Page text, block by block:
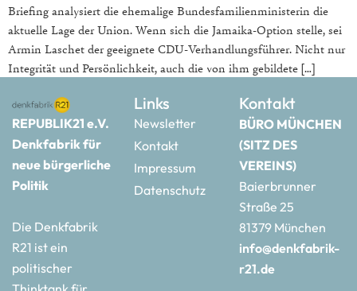
Briefing analysiert die ehemalige Bundesfamilienministerin die
aktuelle Lage der Union. Wenn sich die Jamaika-Option stelle, sei
Armin Laschet der geeignete CDU-Verhandlungsführer. Nicht nur
Integrität und Persönlichkeit, auch die von ihm gebildete […]
REPUBLIK21 e.V.
Denkfabrik für
neue bürgerliche
Politik
Die Denkfabrik
R21 ist ein
politischer
Links
Newsletter
Kontakt
Impressum
Datenschutz
Kontakt
BÜRO MÜNCHEN
(SITZ DES
VEREINS)
Baierbrunner
Straße 25
81379 München
info@denkfabrik-
r21.de